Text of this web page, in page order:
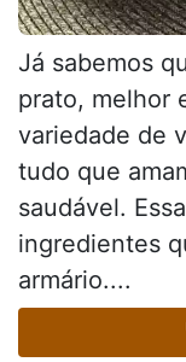
Já sabemos
prato, melhor
variedade de
tudo que
saudável.
ingredientes
armário....